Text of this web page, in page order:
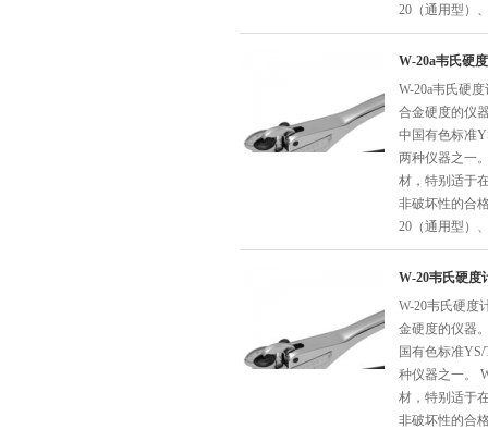
20（通用型）
W-20a韦氏硬
W-20a韦氏硬
合金硬度的仪
中国有色标准
两种仪器之一
材，特别适于
非破坏性的合
20（通用型）
W-20韦氏硬度
W-20韦氏硬度
金硬度的仪器
国有色标准
种仪器之一。
材，特别适于
非破坏性的合